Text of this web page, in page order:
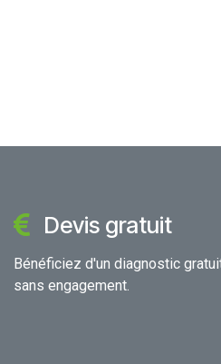
Devis gratuit
Bénéficiez d'un diagnostic
sans engagement.